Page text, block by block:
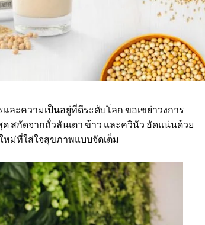
ละความเป็นอยู่ที่ดีระดับโลก ขอเขย่าวงการ
สกัดจากถั่วลันเตา ข้าว และควินัว อัดแน่นด้วย
หม่ที่ใส่ใจสุขภาพแบบจัดเต็ม